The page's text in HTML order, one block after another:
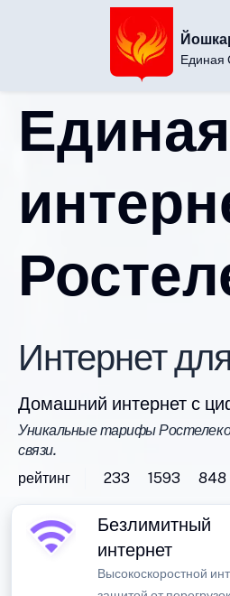
Единая
Интернет
Домашний интернет с
Уникальные тарифы
связи.
рейтинг
233 1593 848
Безлимитный
интернет
Высокоскоростной